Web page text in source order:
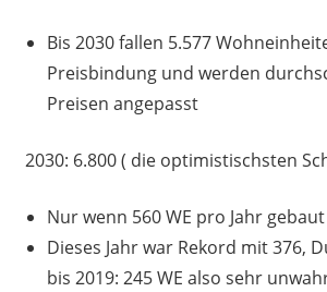
Bis 2030 fallen 5.577
Preisbindung und werden
Preisen angepasst
2030: 6.800 ( die optimistischsten
Nur wenn 560 WE pro Jahr
Dieses Jahr war Rekord mit 376,
bis 2019: 245 WE also sehr